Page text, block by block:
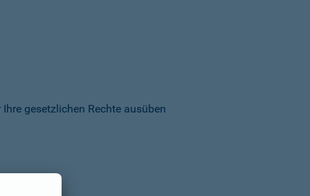
gesetzlichen Rechte ausüben